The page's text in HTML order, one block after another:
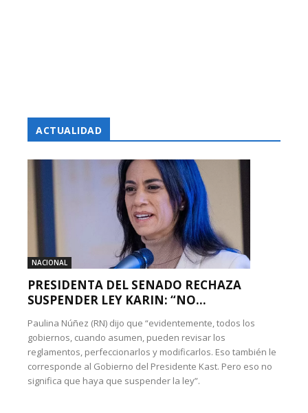
ACTUALIDAD
NACIONAL
PRESIDENTA DEL SENADO RECHAZA
SUSPENDER LEY KARIN: “NO...
Paulina Núñez (RN) dijo que “evidentemente, todos los
gobiernos, cuando asumen, pueden revisar los
reglamentos, perfeccionarlos y modificarlos. Eso también le
corresponde al Gobierno del Presidente Kast. Pero eso no
significa que haya que suspender la ley”.